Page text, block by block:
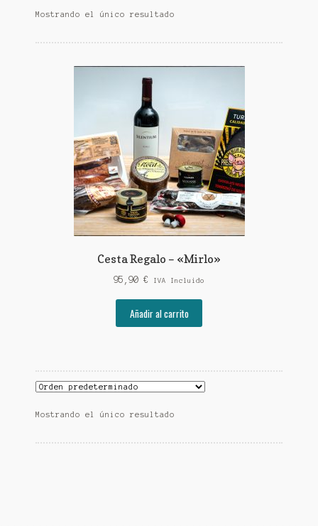
Mostrando el único resultado
Cesta Regalo – «Mirlo»
95,90 € IVA Incluido
Añadir al carrito
Mostrando el único resultado